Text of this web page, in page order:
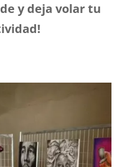
y deja volar tu